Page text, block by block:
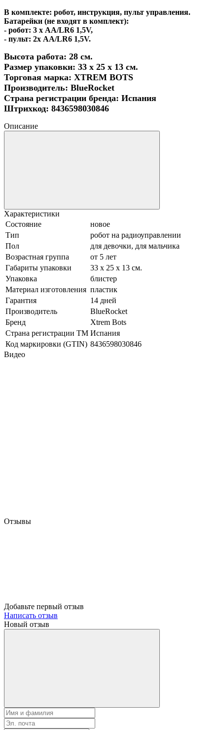
В комплекте: робот, инструкция, пульт управления.
Батарейки (не входят в комплект):
- робот: 3 х AA/LR6 1,5V,
- пульт: 2х AA/LR6 1,5V.
Высота работа: 28 см.
Размер упаковки: 33 x 25 x 13 см.
Торговая марка: XTREM BOTS
Производитель: BlueRocket
Страна регистрации бренда: Испания
Штрихкод: 8436598030846
Описание
Характеристики
Состояние
новое
Тип
робот на радиоуправлении
Пол
для девочки, для мальчика
Возрастная группа
от 5 лет
Габариты упаковки
33 x 25 x 13 см.
Упаковка
блистер
Материал изготовления пластик
Гарантия
14 дней
Производитель
BlueRocket
Бренд
Xtrem Bots
Страна регистрации ТМ Испания
Код маркировки (GTIN) 8436598030846
Видео
Отзывы
Добавьте первый отзыв
Написать отзыв
Новый отзыв